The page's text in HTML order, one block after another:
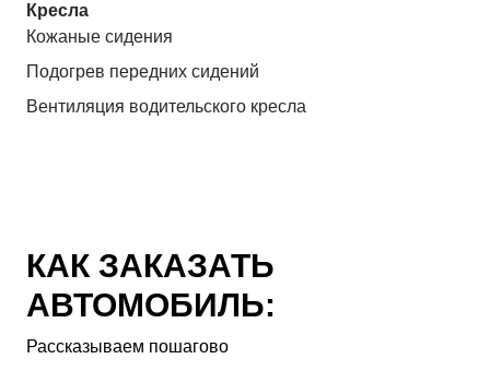
Кресла
Кожаные сидения
Подогрев передних сидений
Вентиляция водительского кресла
КАК ЗАКАЗАТЬ
АВТОМОБИЛЬ:
Рассказываем пошагово